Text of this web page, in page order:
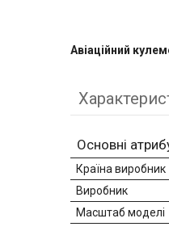
Авіаційний
Основні
Країна виробник
Виробник
Масштаб моделі